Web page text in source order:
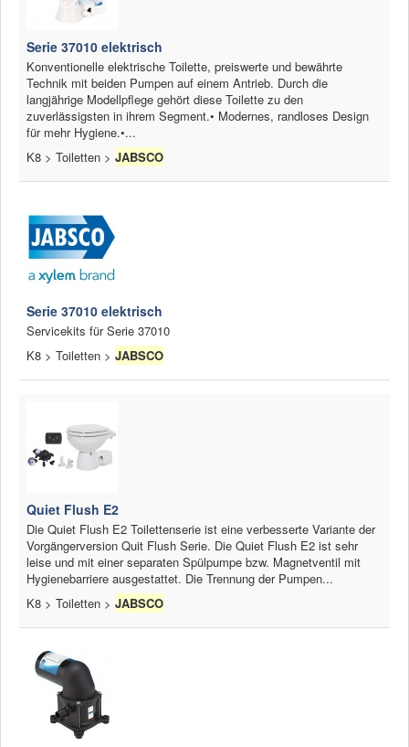
Serie 37010 elektrisch
Konventionelle elektrische Toilette, preiswerte und bewährte
Technik mit beiden Pumpen auf einem Antrieb. Durch die
langjährige Modellpflege gehört diese Toilette zu den
zuverlässigsten in ihrem Segment.• Modernes, randloses Design
für mehr Hygiene.•...
K8 > Toiletten > JABSCO
Serie 37010 elektrisch
Servicekits für Serie 37010
K8 > Toiletten > JABSCO
Quiet Flush E2
Die Quiet Flush E2 Toilettenserie ist eine verbesserte Variante der
Vorgängerversion Quit Flush Serie. Die Quiet Flush E2 ist sehr
leise und mit einer separaten Spülpumpe bzw. Magnetventil mit
Hygienebarriere ausgestattet. Die Trennung der Pumpen...
K8 > Toiletten > JABSCO